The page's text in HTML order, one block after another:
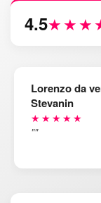
4.5
Lorenzo da
Stevanin
★★★★★
""